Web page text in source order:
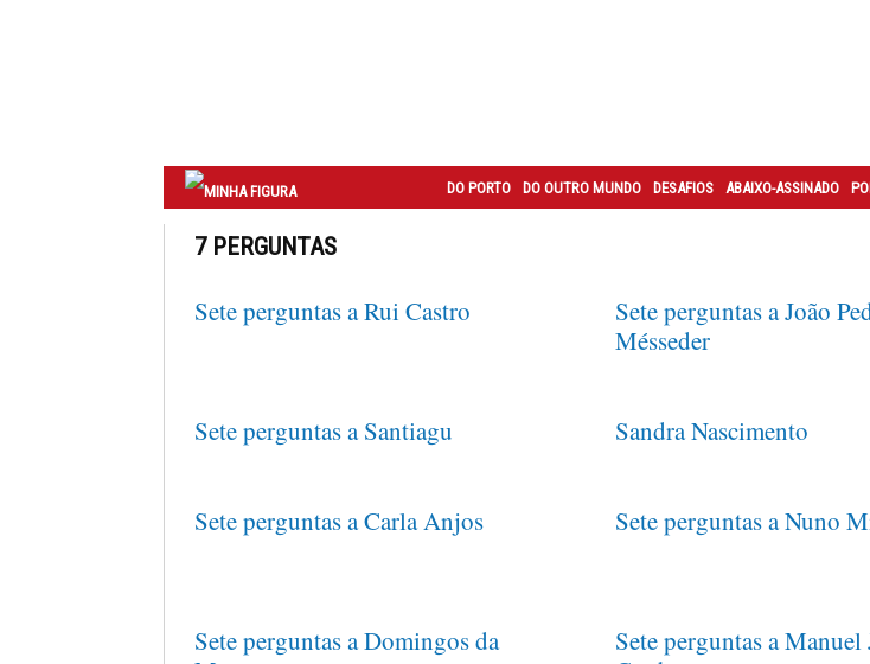
DO PORTO DO OUTRO MUNDO DESAFIOS ABAIXO-ASSINADO
7 PERGUNTAS
Sete perguntas a Rui Castro
Sete perguntas a João
Mésseder
Sete perguntas a Santiagu Sandra Nascimento
Sete perguntas a Carla Anjos Sete perguntas a Nuno
Sete perguntas a Domingos da
Sete perguntas a Manuel